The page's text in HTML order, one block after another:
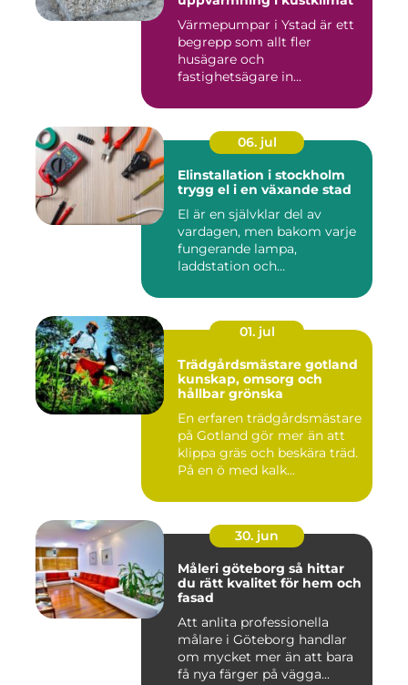
Värmepumpar i Ystad är ett
begrepp som allt fler
husägare och
fastighetsägare in...
06. jul
Elinstallation i stockholm
trygg el i en växande stad
El är en självklar del av
vardagen, men bakom varje
fungerande lampa,
laddstation och
01. jul
Trädgårdsmästare gotland
kunskap, omsorg och
hållbar grönska
En erfaren trädgårdsmästare
på Gotland gör mer än att
klippa gräs och beskära träd.
På en ö med kalk...
30. jun
Måleri göteborg så hittar
du rätt kvalitet för hem och
fasad
Att anlita professionella
målare i Göteborg handlar
om mycket mer än att bara
få nya färger på vägga...